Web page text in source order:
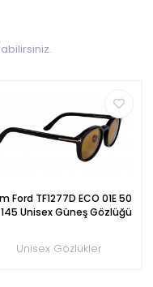
Ford TF1277D ECO 01E 50
Unisex Güneş Gözlüğü
Unisex Gözlükler